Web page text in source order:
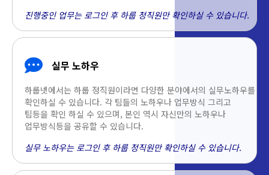
진행중인 업무는 로그인 후 하룹 정직원만 확인하실 수 있습니다.
실무 노하우
하룹넷에서는 하룹 정직원이라면 다양한 분야에서의 실무노하우를
확인하실 수 있습니다. 각 팀들의 노하우나 업무방식 그리고
팁등을 확인 하실 수 있으며, 본인 역시 자신만의 노하우나
업무방식등을 공유할 수 있습니다.
실무 노하우는 로그인 후 하룹 정직원만 확인하실 수 있습니다.